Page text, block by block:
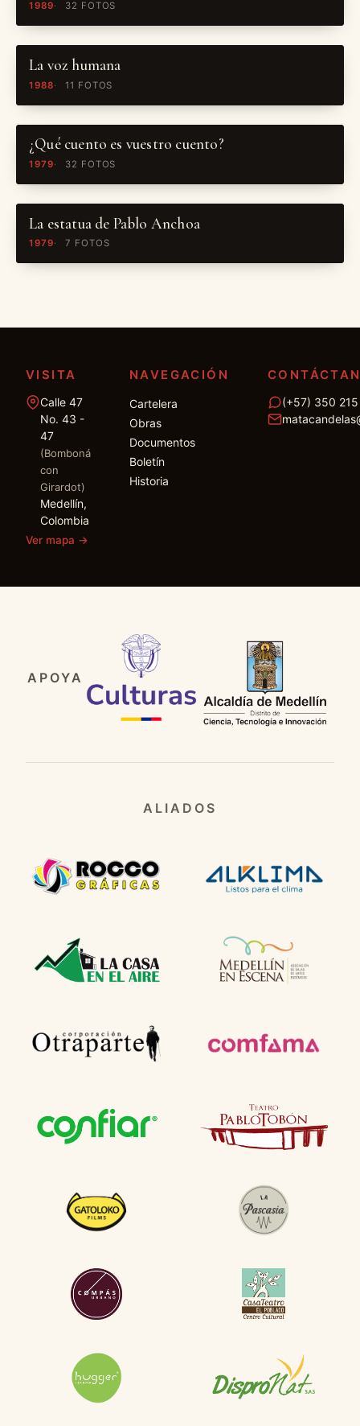
1989 32 FOTOS
La voz humana
1988 11 FOTOS
¿Qué cuento es vuestro cuento?
1979 32 FOTOS
La estatua de Pablo Anchoa
1979 7 FOTOS
VISITA
Calle 47
No. 43 -
47
(Bomboná
con
Girardot)
Medellín,
Colombia
Ver mapa →
NAVEGACIÓN
Cartelera
Obras
Documentos
Boletín
Historia
(+57) 350
APOYA
ALIADOS